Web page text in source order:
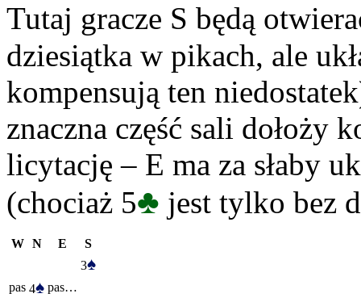
Tutaj gracze S będą
dziesiątka w pikach, ale
kompensują ten
znaczna część sali dołoży
licytację – E ma za słaby
(chociaż 5♣ jest tylko bez
W N E
S
3♠
pas 4♠ pas…